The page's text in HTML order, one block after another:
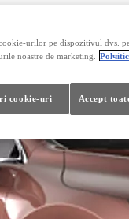
urilor pe dispozitivul dvs.
noastre de marketing.
cookie-uri Accept